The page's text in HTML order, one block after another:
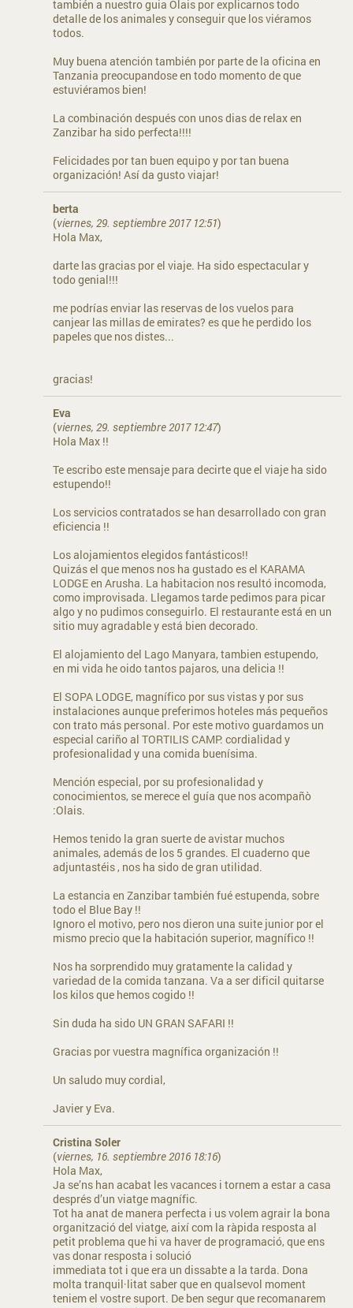
también a nuestro guia Olais por explicarnos todo
detalle de los animales y conseguir que los viéramos
todos.
Muy buena atención también por parte de la oficina en
Tanzania preocupandose en todo momento de que
estuviéramos bien!
La combinación después con unos dias de relax en
Zanzibar ha sido perfecta!!!!
Felicidades por tan buen equipo y por tan buena
organización! Así da gusto viajar!
berta
(viernes, 29. septiembre 2017 12:51)
Hola Max,
darte las gracias por el viaje. Ha sido espectacular y
todo genial!!!
me podrías enviar las reservas de los vuelos para
canjear las millas de emirates? es que he perdido los
papeles que nos distes...
gracias!
Eva
(viernes, 29. septiembre 2017 12:47)
Hola Max !!
Te escribo este mensaje para decirte que el viaje ha sido
estupendo!!
Los servicios contratados se han desarrollado con gran
eficiencia !!
Los alojamientos elegidos fantásticos!!
Quizás el que menos nos ha gustado es el KARAMA
LODGE en Arusha. La habitacion nos resultó incomoda,
como improvisada. Llegamos tarde pedimos para picar
algo y no pudimos conseguirlo. El restaurante está en un
sitio muy agradable y está bien decorado.
El alojamiento del Lago Manyara, tambien estupendo,
en mi vida he oido tantos pajaros, una delicia !!
El SOPA LODGE, magnífico por sus vistas y por sus
instalaciones aunque preferimos hoteles más pequeños
con trato más personal. Por este motivo guardamos un
especial cariño al TORTILIS CAMP: cordialidad y
profesionalidad y una comida buenísima.
Mención especial, por su profesionalidad y
conocimientos, se merece el guía que nos acompañò
:Olais.
Hemos tenido la gran suerte de avistar muchos
animales, además de los 5 grandes. El cuaderno que
adjuntastéis , nos ha sido de gran utilidad.
La estancia en Zanzibar también fué estupenda, sobre
todo el Blue Bay !!
Ignoro el motivo, pero nos dieron una suite junior por el
mismo precio que la habitación superior, magnífico !!
Nos ha sorprendido muy gratamente la calidad y
variedad de la comida tanzana. Va a ser dificil quitarse
los kilos que hemos cogido !!
Sin duda ha sido UN GRAN SAFARI !!
Gracias por vuestra magnífica organización !!
Un saludo muy cordial,
Javier y Eva.
Cristina Soler
(viernes, 16. septiembre 2016 18:16)
Hola Max,
Ja se’ns han acabat les vacances i tornem a estar a casa
després d’un viatge magnífic.
Tot ha anat de manera perfecta i us volem agrair la bona
organització del viatge, així com la ràpida resposta al
petit problema que hi va haver de programació, que ens
vas donar resposta i solució
immediata tot i que era un dissabte a la tarda. Dona
molta tranquil·litat saber que en qualsevol moment
teniem el vostre suport. De ben segur que recomanarem